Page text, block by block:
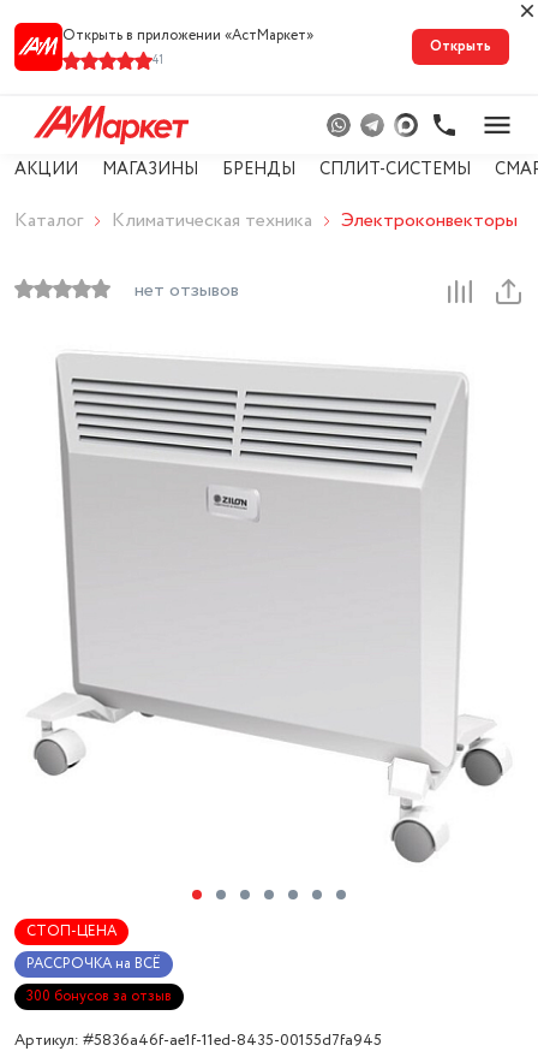
Открыть в приложении «АстМарке‪т‬»
41
Открыть
АКЦИИ МАГАЗИНЫ БРЕНДЫ СПЛИТ-СИСТЕМЫ
Каталог Климатическая техника Электроконвекторы
нет отзывов
СТОП-ЦЕНА
РАССРОЧКА на ВСЁ
300 бонусов за отзыв
Артикул: #5836a46f-ae1f-11ed-8435-00155d7fa945